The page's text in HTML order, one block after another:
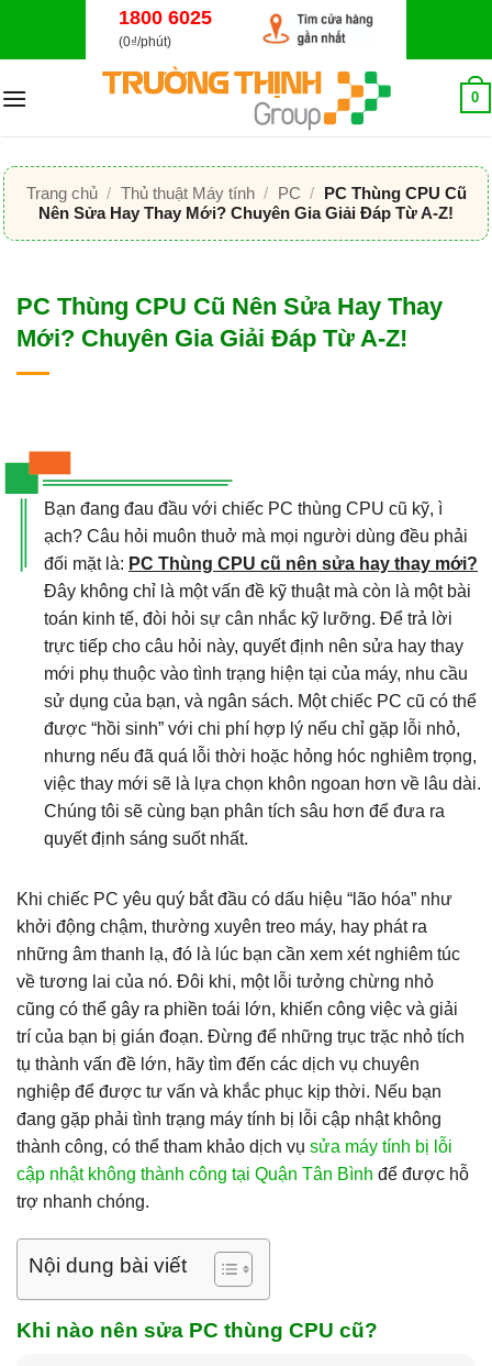
dung
1800 6025
(0₫/phút)
0
Trang chủ / Thủ thuật Máy tính / PC / PC Thùng CPU Cũ
Nên Sửa Hay Thay Mới? Chuyên Gia Giải Đáp Từ A-Z!
PC Thùng CPU Cũ Nên Sửa Hay Thay
Mới? Chuyên Gia Giải Đáp Từ A-Z!
Bạn đang đau đầu với chiếc PC thùng CPU cũ kỹ, ì
ạch? Câu hỏi muôn thuở mà mọi người dùng đều phải
đối mặt là: PC Thùng CPU cũ nên sửa hay thay mới?
Đây không chỉ là một vấn đề kỹ thuật mà còn là một bài
toán kinh tế, đòi hỏi sự cân nhắc kỹ lưỡng. Để trả lời
trực tiếp cho câu hỏi này, quyết định nên sửa hay thay
mới phụ thuộc vào tình trạng hiện tại của máy, nhu cầu
sử dụng của bạn, và ngân sách. Một chiếc PC cũ có thể
được “hồi sinh” với chi phí hợp lý nếu chỉ gặp lỗi nhỏ,
nhưng nếu đã quá lỗi thời hoặc hỏng hóc nghiêm trọng,
việc thay mới sẽ là lựa chọn khôn ngoan hơn về lâu dài.
Chúng tôi sẽ cùng bạn phân tích sâu hơn để đưa ra
quyết định sáng suốt nhất.
Khi chiếc PC yêu quý bắt đầu có dấu hiệu “lão hóa” như
khởi động chậm, thường xuyên treo máy, hay phát ra
những âm thanh lạ, đó là lúc bạn cần xem xét nghiêm túc
về tương lai của nó. Đôi khi, một lỗi tưởng chừng nhỏ
cũng có thể gây ra phiền toái lớn, khiến công việc và giải
trí của bạn bị gián đoạn. Đừng để những trục trặc nhỏ tích
tụ thành vấn đề lớn, hãy tìm đến các dịch vụ chuyên
nghiệp để được tư vấn và khắc phục kịp thời. Nếu bạn
đang gặp phải tình trạng máy tính bị lỗi cập nhật không
thành công, có thể tham khảo dịch vụ sửa máy tính bị lỗi
cập nhật không thành công tại Quận Tân Bình để được hỗ
trợ nhanh chóng.
Nội dung bài viết
Khi nào nên sửa PC thùng CPU cũ?